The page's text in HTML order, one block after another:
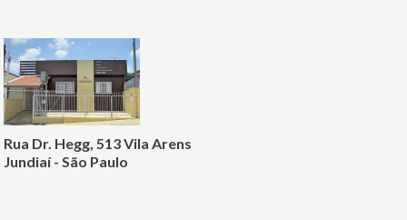
Rua Dr. Hegg, 513 Vila Arens
Jundiaí - São Paulo